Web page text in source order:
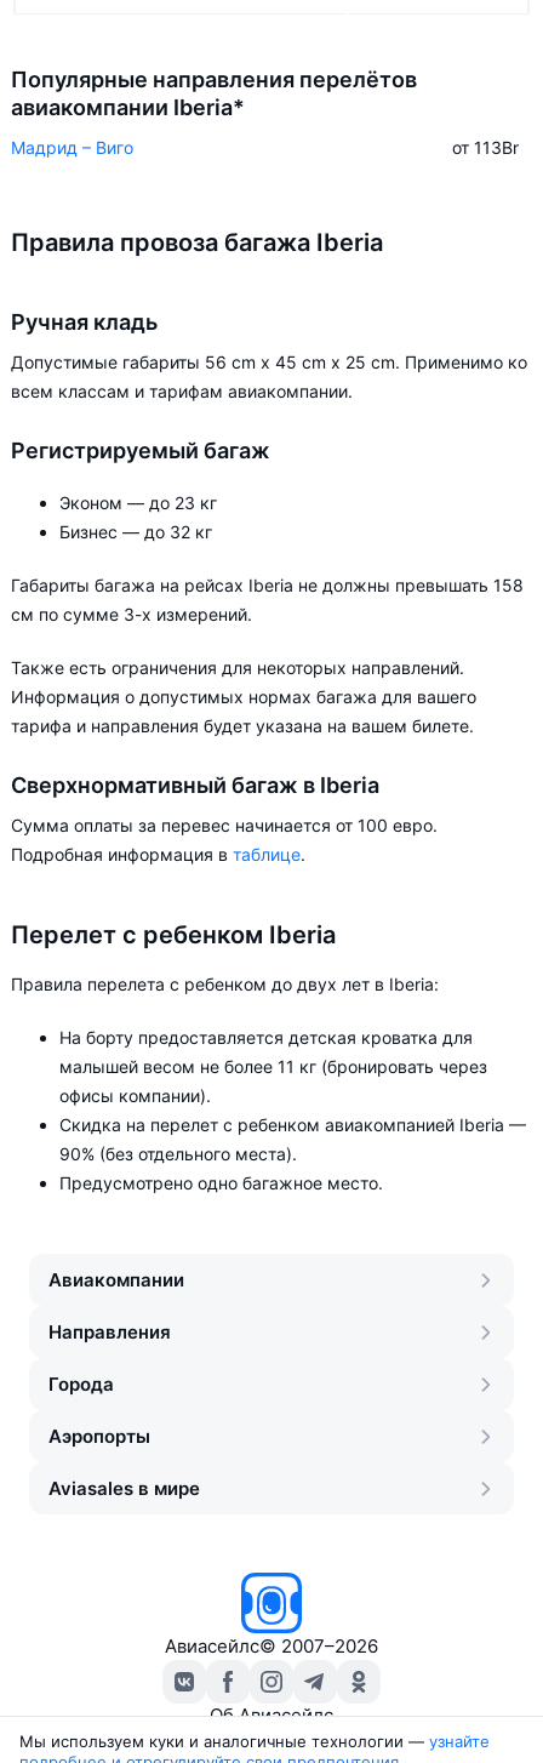
Популярные направления перелётов
авиакомпании Iberia*
Мадрид – Виго от 113Br
Правила провоза багажа Iberia
Ручная кладь
Допустимые габариты 56 cm x 45 cm x 25 cm. Применимо ко
всем классам и тарифам авиакомпании.
Регистрируемый багаж
Эконом — до 23 кг
Бизнес — до 32 кг
Габариты багажа на рейсах Iberia не должны превышать 158
см по сумме 3-х измерений.
Также есть ограничения для некоторых направлений.
Информация о допустимых нормах багажа для вашего
тарифа и направления будет указана на вашем билете.
Сверхнормативный багаж в Iberia
Сумма оплаты за перевес начинается от 100 евро.
Подробная информация в таблице.
Перелет с ребенком Iberia
Правила перелета с ребенком до двух лет в Iberia:
На борту предоставляется детская кроватка для
малышей весом не более 11 кг (бронировать через
офисы компании).
Скидка на перелет с ребенком авиакомпанией Iberia —
90% (без отдельного места).
Предусмотрено одно багажное место.
Авиакомпании
Направления
Города
Аэропорты
Aviasales в мире
Авиасейлс© 2007–2026
Об Авиасейлс
Пресс‑центр
Мы используем куки и аналогичные технологии — узнайте